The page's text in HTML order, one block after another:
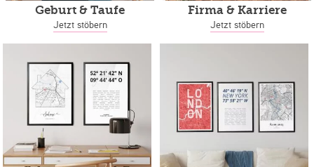
Geburt & Taufe
Jetzt stöbern
Firma & Karriere
Jetzt stöbern